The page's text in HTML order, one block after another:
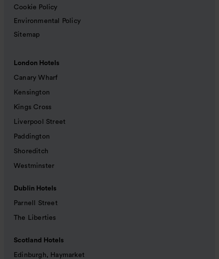
Cookie Policy
Environmental Policy
Sitemap
London Hotels
Canary Wharf
Kensington
Kings Cross
Liverpool Street
Paddington
Shoreditch
Westminster
Dublin Hotels
Parnell Street
The Liberties
Scotland Hotels
Edinburgh, Haymarket